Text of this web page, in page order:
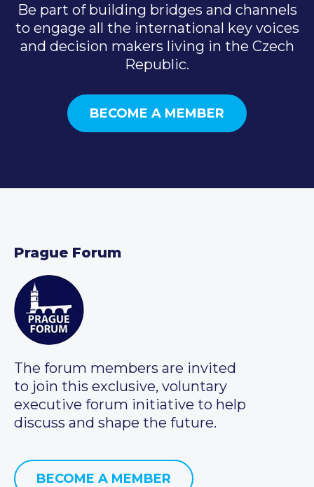
Be part of building bridges and channels
to engage all the international key voices
and decision makers living in the Czech
Republic.
BECOME A MEMBER
Prague Forum
The forum members are invited
to join this exclusive, voluntary
executive forum initiative to help
discuss and shape the future.
BECOME A MEMBER